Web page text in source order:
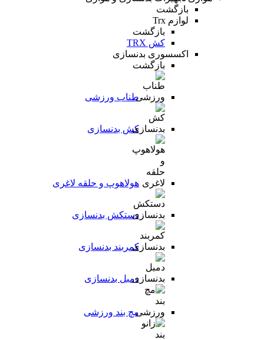
بازگشت
لوازم Trx
بازگشت
کش TRX
اکسسوری بدنسازی
بازگشت
طناب ورزشی
کش بدنسازی
هولاهوپ و حلقه لاغری
دستکش بدنسازی
کمربند بدنسازی
دمبل بدنسازی
مچ بند ورزشی